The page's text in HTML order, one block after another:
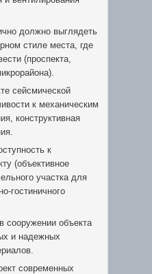
должно выглядеть
стиле места, где
(проспекта,
сейсмической
к механическим
конструктивная
к
(объективное
участка для
гостиничного
сооружении объекта
и надежных
современных